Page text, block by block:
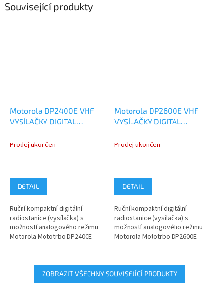
Související produkty
Motorola DP2400E VHF
VYSÍLAČKY DIGITAL
MDH02JDC9VA1AN
Prodej ukončen
DETAIL
Ruční kompaktní digitální
radiostanice (vysílačka) s
možností analogového režimu
Motorola Mototrbo DP2400E
Motorola DP2600E VHF
VYSÍLAČKY DIGITAL
MDH02JDH9VA1AN
Prodej ukončen
DETAIL
Ruční kompaktní digitální
radiostanice (vysílačka) s
možností analogového režimu
Motorola Mototrbo DP2600E
ZOBRAZIT VŠECHNY SOUVISEJÍCÍ PRODUKTY